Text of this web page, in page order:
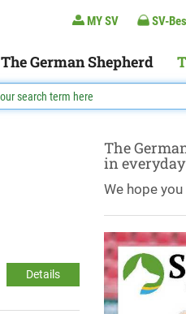
MY SV SV-
The German Shepherd
Details
The
in
We hope